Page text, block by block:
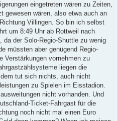
eingetreten wären zu Zeiten,
gewesen wären, also etwa auch an
Villingen. So bin ich selbst
um 8:49 Uhr ab Rottweil nach
der Solo-Regio-Shuttle zu wenig
müssten aber genügend Regio-
Verstärkungen vornehmen zu
liegen die
tut sich nichts, auch nicht
zu Spielen im Eisstadion.
nicht vorhanden. Und
Ticket-Fahrgast für die
noch nicht mal einen Euro